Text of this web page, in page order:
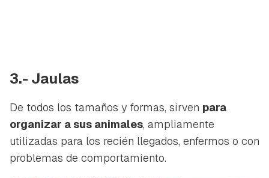
3.- Jaulas
De todos los tamaños y formas, sirven para
organizar a sus animales, ampliamente
utilizadas para los recién llegados, enfermos o con
problemas de comportamiento.